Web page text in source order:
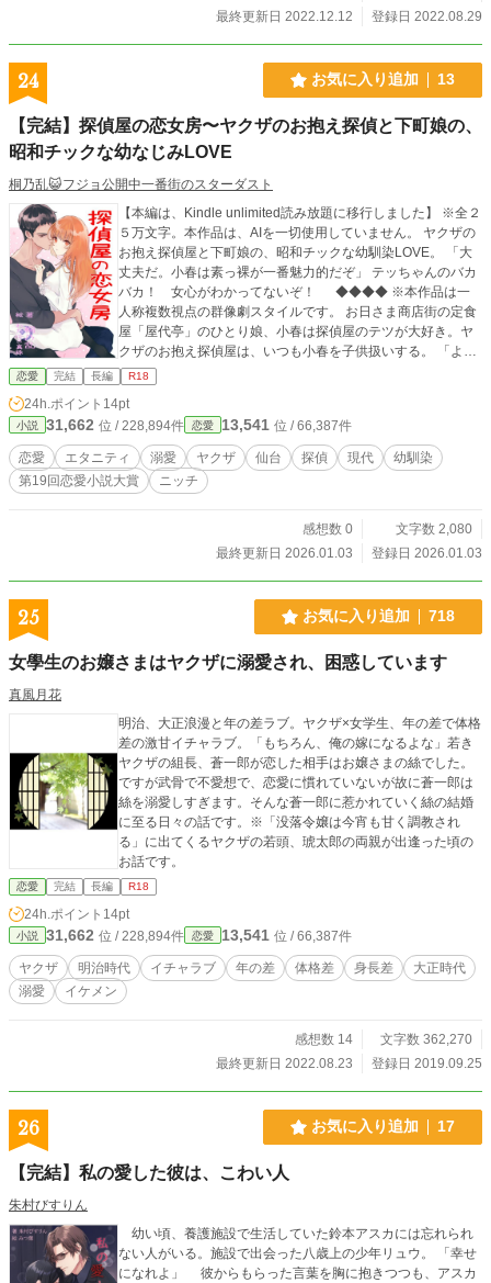
最終更新日 2022.12.12 登録日 2022.08.29
24 お気に入り追加 13
【完結】探偵屋の恋女房〜ヤクザのお抱え探偵と下町娘の、
昭和チックな幼なじみLOVE
桐乃乱😺フジョ公開中一番街のスターダスト
【本編は、Kindle unlimited読み放題に移行しました】 ※全２
５万文字。本作品は、AIを一切使用していません。 ヤクザの
お抱え探偵屋と下町娘の、昭和チックな幼馴染LOVE。 「大
丈夫だ。小春は素っ裸が一番魅力的だぞ」 テッちゃんのバカ
バカ！ 女心がわかってないぞ！ ◆◆◆◆ ※本作品は一
人称複数視点の群像劇スタイルです。 お日さま商店街の定食
屋「屋代亭」のひとり娘、小春は探偵屋のテツが大好き。ヤ
クザのお抱え探偵屋は、いつも小春を子供扱いする。 「よ
し、こうなったら奇襲攻撃でマッチョ探偵を押し倒してやる
～！」 意気込んでいた矢先に、両親がとんでもない事実を彼
女に突きつける。 「屋代亭は、今夜で閉店する」 「私たち、
離婚していたの」 次々と明かされる秘密にショックを受けた
小春は友人へＳＯＳスタンプを送る。だが、送った先は探偵
屋のテツだった。 『小春……そこへ助けにいけない。俺の家
に来い！』 みんなみんな、勝手すぎるよー！ 昭和から続
ンチック・サスペンスラブ！！ Kindle unlimited２７０万ペー
ジ突破のシリーズ『僕と龍神と仲間たち』 のスピンオフ作品
恋愛 完結 長編 R18
24h.ポイント 14pt
小説 31,662 位 / 228,894件 恋愛 13,541 位 / 66,387件
恋愛 エタニティ 溺愛 ヤクザ 仙台 探偵 現代
幼馴染
第19回恋愛小説大賞
ニッチ
感想数 0
文字数 2,080
最終更新日 2026.01.03
登録日 2026.01.03
25 お気に入り追加 718
女學生のお嬢さまはヤクザに溺愛され、困惑しています
真風月花
明治、大正浪漫と年の差ラブ。ヤクザ×女学生、年の差で体格
差の激甘イチャラブ。「もちろん、俺の嫁になるよな」若き
ヤクザの組長、蒼一郎が恋した相手はお嬢さまの絲でした。
ですが武骨で不愛想で、恋愛に慣れていないが故に蒼一郎は
絲を溺愛しすぎます。そんな蒼一郎に惹かれていく絲の結婚
に至る日々の話です。※「没落令嬢は今宵も甘く調教され
る」に出てくるヤクザの若頭、琥太郎の両親が出逢った頃の
お話です。
恋愛 完結 長編 R18
24h.ポイント 14pt
小説 31,662 位 / 228,894件 恋愛 13,541 位 / 66,387件
ヤクザ 明治時代 イチャラブ 年の差 体格差 身長差
大正時代
溺愛
イケメン
感想数 14
文字数 362,270
最終更新日 2022.08.23
登録日 2019.09.25
26 お気に入り追加 17
【完結】私の愛した彼は、こわい人
朱村びすりん
幼い頃、養護施設で生活していた鈴本アスカには忘れられ
ない人がいる。施設で出会った八歳上の少年リュウ。 「幸せ
になれよ」 彼からもらった言葉を胸に抱きつつも、アスカ